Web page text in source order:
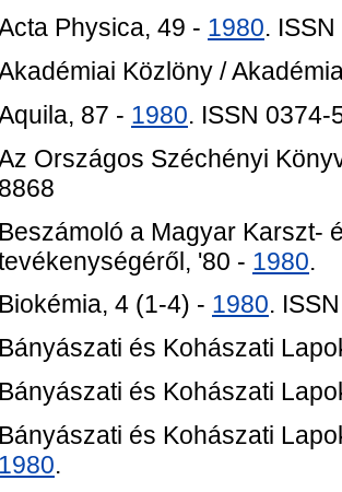
Physica, 49 - 1980.
Közlöny /
87 - 1980. ISSN 0374-
Országos Széchényi
8868
Beszámoló a Magyar Karszt-
'80 - 1980.
Biokémia, 4 (1-4) - 1980.
Bányászati és Kohászati
Bányászati és Kohászati
Bányászati és Kohászati
1980.